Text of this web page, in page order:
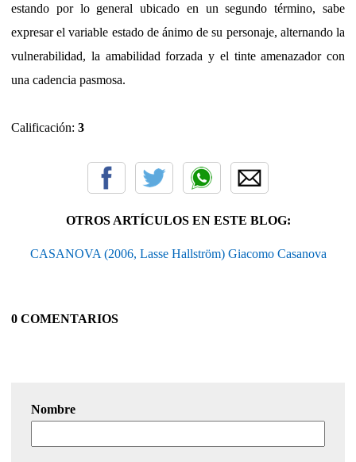
estando por lo general ubicado en un segundo término, sabe
expresar el variable estado de ánimo de su personaje, alternando la
vulnerabilidad, la amabilidad forzada y el tinte amenazador con
una cadencia pasmosa.
Calificación: 3
OTROS ARTÍCULOS EN ESTE BLOG:
CASANOVA (2006, Lasse Hallström) Giacomo Casanova
0 COMENTARIOS
Nombre